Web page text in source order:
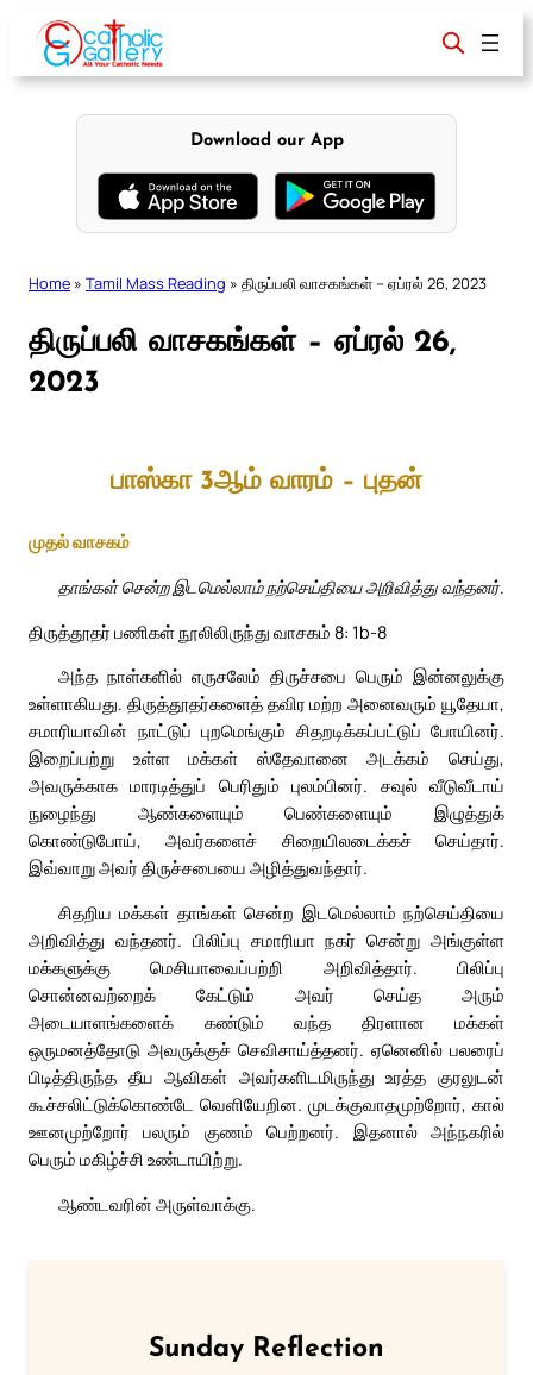
content
Download our App
Home » Tamil Mass Reading » திருப்பலி வாசகங்கள் – ஏப்ரல் 26, 2023
திருப்பலி வாசகங்கள் – ஏப்ரல் 26,
2023
பாஸ்கா 3ஆம் வாரம் – புதன்
முதல் வாசகம்
தாங்கள் சென்ற இடமெல்லாம் நற்செய்தியை அறிவித்து வந்தனர்.
திருத்தூதர் பணிகள் நூலிலிருந்து வாசகம் 8: 1b-8
அந்த நாள்களில் எருசலேம் திருச்சபை பெரும் இன்னலுக்கு
உள்ளாகியது. திருத்தூதர்களைத் தவிர மற்ற அனைவரும் யூதேயா,
சமாரியாவின் நாட்டுப் புறமெங்கும் சிதறடிக்கப்பட்டுப் போயினர்.
இறைப்பற்று உள்ள மக்கள் ஸ்தேவானை அடக்கம் செய்து,
அவருக்காக மாரடித்துப் பெரிதும் புலம்பினர். சவுல் வீடுவீடாய்
நுழைந்து ஆண்களையும் பெண்களையும் இழுத்துக்
கொண்டுபோய், அவர்களைச் சிறையிலடைக்கச் செய்தார்.
இவ்வாறு அவர் திருச்சபையை அழித்துவந்தார்.
சிதறிய மக்கள் தாங்கள் சென்ற இடமெல்லாம் நற்செய்தியை
அறிவித்து வந்தனர். பிலிப்பு சமாரியா நகர் சென்று அங்குள்ள
மக்களுக்கு மெசியாவைப்பற்றி அறிவித்தார். பிலிப்பு
சொன்னவற்றைக் கேட்டும் அவர் செய்த அரும்
அடையாளங்களைக் கண்டும் வந்த திரளான மக்கள்
ஒருமனத்தோடு அவருக்குச் செவிசாய்த்தனர். ஏனெனில் பலரைப்
பிடித்திருந்த தீய ஆவிகள் அவர்களிடமிருந்து உரத்த குரலுடன்
கூச்சலிட்டுக்கொண்டே வெளியேறின. முடக்குவாதமுற்றோர், கால்
ஊனமுற்றோர் பலரும் குணம் பெற்றனர். இதனால் அந்நகரில்
பெரும் மகிழ்ச்சி உண்டாயிற்று.
ஆண்டவரின் அருள்வாக்கு.
Sunday Reflection